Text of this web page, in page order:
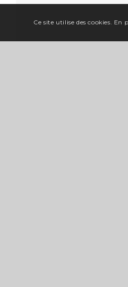
Ce site utilise des cookies.